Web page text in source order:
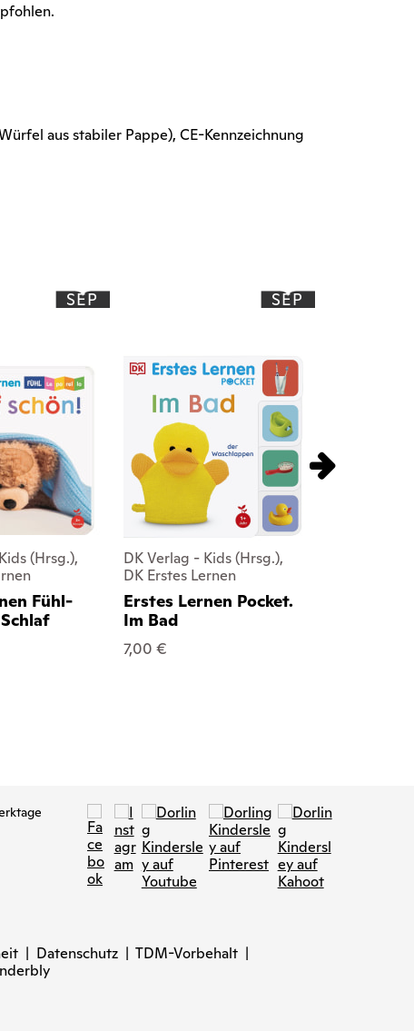
aus stabiler Pappe), CE-Kennzeichnung
SEP
(Hrsg.),
Fühl-
SEP
DK Verlag - Kids (Hrsg.),
DK Erstes Lernen
Erstes Lernen Pocket.
Im Bad
7,00 €
| Datenschutz | TDM-Vorbehalt |